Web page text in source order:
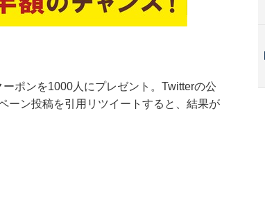
ポンを1000人にプレゼント。Twitterの公
ーン投稿を引用リツイートすると、結果が